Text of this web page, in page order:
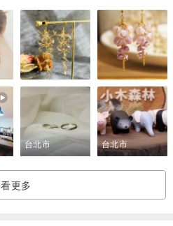
台北市 台北市
看更多